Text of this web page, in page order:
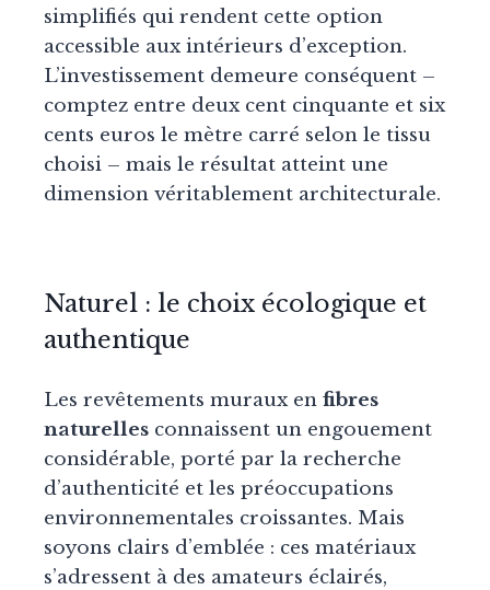
simplifiés qui rendent cette option
accessible aux intérieurs d’exception.
L’investissement demeure conséquent –
comptez entre deux cent cinquante et six
cents euros le mètre carré selon le tissu
choisi – mais le résultat atteint une
dimension véritablement architecturale.
Naturel : le choix écologique et
authentique
Les revêtements muraux en fibres
naturelles connaissent un engouement
considérable, porté par la recherche
d’authenticité et les préoccupations
environnementales croissantes. Mais
soyons clairs d’emblée : ces matériaux
s’adressent à des amateurs éclairés,